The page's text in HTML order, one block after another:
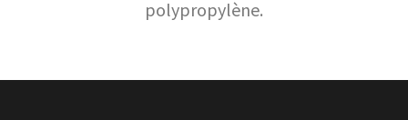
polypropylène.